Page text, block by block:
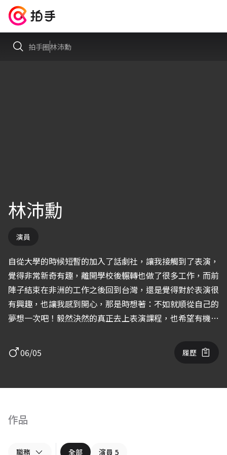
拍手圈林沛勳
林沛勳
演員
自從大學的時候短暫的加入了話劇社，讓我接觸到了表演，
覺得非常新奇有趣，離開學校後輾轉也做了很多工作，而前
陣子結束在非洲的工作之後回到台灣，還是覺得對於表演很
有興趣，也讓我感到開心，那是時想著：不如就順從自己的
夢想一次吧！毅然決然的真正去上表演課程，也希望有機會
06/05
履歷
作品
職務 全部 演員 5